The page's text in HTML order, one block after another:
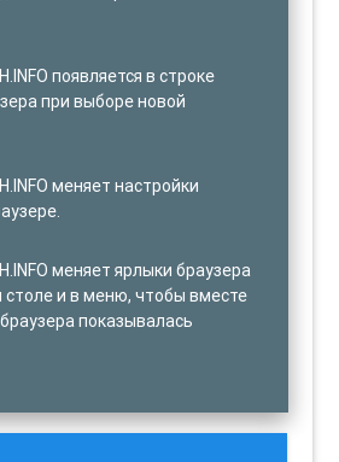
появляется в строке
при выборе новой
меняет настройки
меняет ярлыки браузера
столе и в меню, чтобы вместе
показывалась